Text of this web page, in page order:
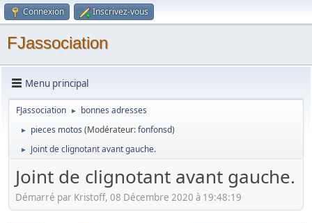
Connexion Inscrivez-vous
FJassociation
Menu principal
FJassociation ► bonnes adresses
► pieces motos (Modérateur:fonfonsd)
► Joint de clignotant avant gauche.
Joint de clignotant avant gauche.
Démarré par Kristoff, 08 Décembre 2020 à 19:48:19